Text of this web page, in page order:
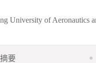
University of Aeronautics
摘要